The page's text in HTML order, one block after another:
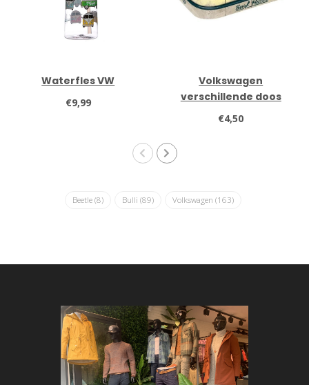
Waterfles VW
€9,99
Volkswagen
verschillende doos
mintjes
€4,50
Beetle (8) Bulli (89) Volkswagen (163)